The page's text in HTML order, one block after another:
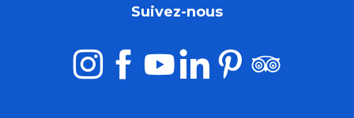
Suivez-nous